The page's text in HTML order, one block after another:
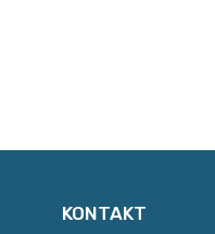
KONTAKT